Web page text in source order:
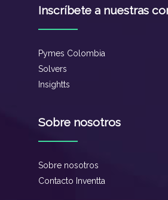
Inscríbete a nuestras
Pymes Colombia
Solvers
Insightts
Sobre nosotros
Sobre nosotros
Contacto Inventta